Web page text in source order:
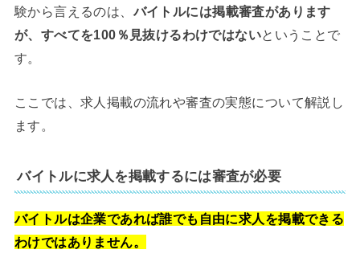
験から言えるのは、バイトルには掲載審査があります
が、すべてを100％見抜けるわけではないということで
す。
ここでは、求人掲載の流れや審査の実態について解説し
ます。
バイトルに求人を掲載するには審査が必要
バイトルは企業であれば誰でも自由に求人を掲載できる
わけではありません。